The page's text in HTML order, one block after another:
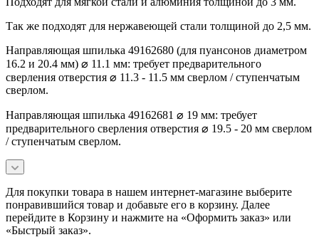
Так же подходят для нержавеющей стали толщиной до 2,5 мм.
Направляющая шпилька 49162680 (для пуансонов диаметром
16.2 и 20.4 мм) ⌀ 11.1 мм: требует предварительного
сверления отверстия ⌀ 11.3 - 11.5 мм сверлом / ступенчатым
сверлом.
Направляющая шпилька 49162681 ⌀ 19 мм: требует
предварительного сверления отверстия ⌀ 19.5 - 20 мм сверлом
/ ступенчатым сверлом.
Для покупки товара в нашем интернет-магазине выберите
понравившийся товар и добавьте его в корзину. Далее
перейдите в Корзину и нажмите на «Оформить заказ» или
«Быстрый заказ».